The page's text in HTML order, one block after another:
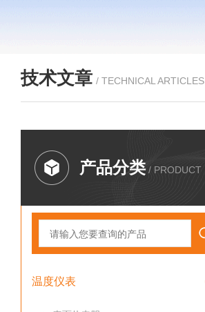
技术文章 / TECHNICAL ARTICLES
产品分类 / PRODUCT
温度仪表